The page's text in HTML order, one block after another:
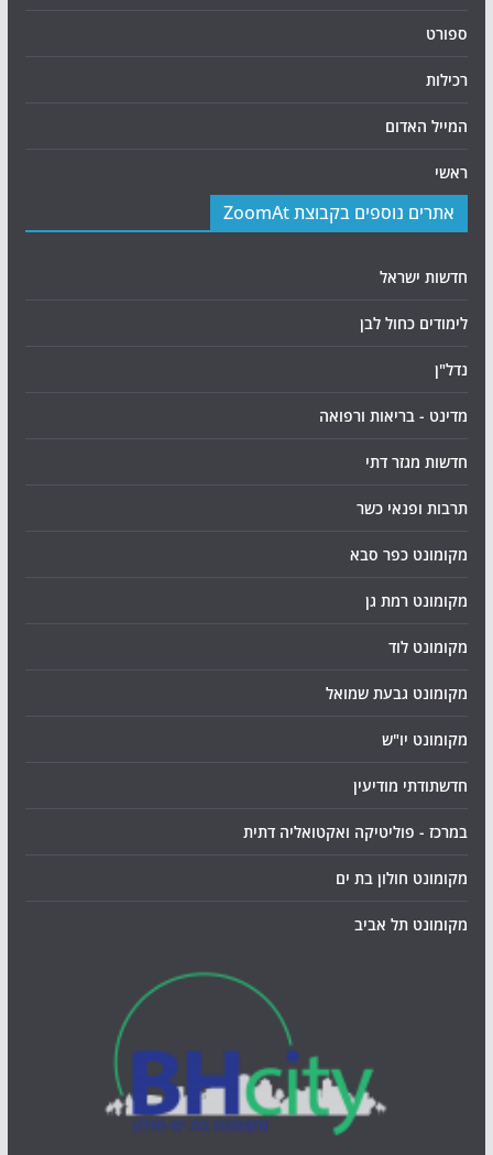
ספורט
רכילות
המייל האדום
ראשי
אתרים נוספים בקבוצת ZoomAt
חדשות ישראל
לימודים כחול לבן
נדל"ן
מדינט - בריאות ורפואה
חדשות מגזר דתי
תרבות ופנאי כשר
מקומונט כפר סבא
מקומונט רמת גן
מקומונט לוד
מקומונט גבעת שמואל
מקומונט יו"ש
חדשתודתי מודיעין
במרכז - פוליטיקה ואקטואליה דתית
מקומונט חולון בת ים
מקומונט תל אביב